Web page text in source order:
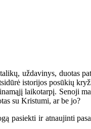
uždavinys, duotas
istorijos posūkių
laikotarpį. Senoji
su Kristumi, ar be jo?
ir atnaujinti